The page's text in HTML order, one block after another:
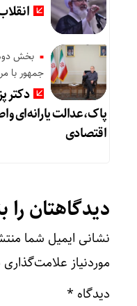
بخش
جمهور با
دکتر
پاک،عدالت یارانه‌ای
اقتصادی
دیدگاهتان را
نشانی ایمیل شما
موردنیاز
دیدگاه *